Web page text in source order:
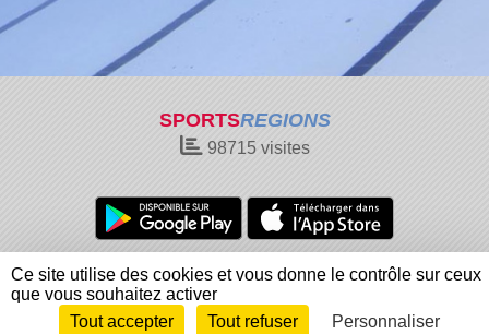
SPORTSREGIONS
98715visites
Charte cookies
Gestion des cookies
Informations légales
Signaler un contenu inapproprié
Envie de participer ?
Connexion
Ce site utilise des cookies et vous donne le contrôle sur ceux
que vous souhaitez activer
Tout accepter
Tout refuser Personnaliser